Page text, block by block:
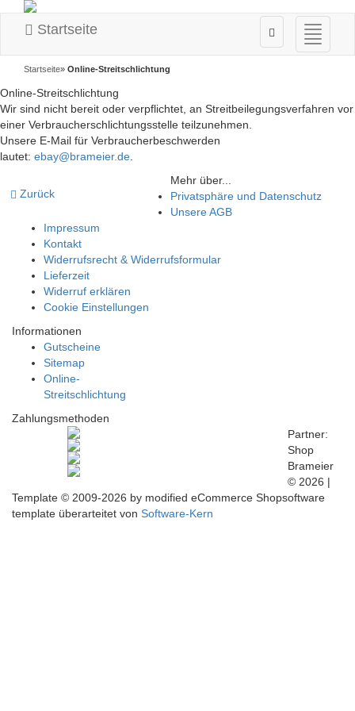
ein-/
Startseite
Startseite» Online-Streitschlichtung
Online-Streitschlichtung
Wir sind nicht bereit oder verpflichtet, an Streitbeilegungsverfahren vor
einer Verbraucherschlichtungsstelle teilzunehmen.
Unsere E-Mail für Verbraucherbeschwerden
lautet: ebay@brameier.de
Zurück
Mehr über...
Privatsphäre und Datenschutz
Unsere AGB
Impressum
Kontakt
Widerrufsrecht & Widerrufsformular
Lieferzeit
Widerruf erklären
Cookie Einstellungen
Informationen
Gutscheine
Sitemap
Online-
Streitschlichtung
Zahlungsmethoden
Partner:
Shop
Brameier
© 2026 |
Template © 2009-2026 by modified eCommerce Shopsoftware
template überarteitet von Software-Kern